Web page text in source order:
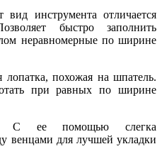
вид инструмента отличается
быстро заполнить
неравномерные по ширине
лопатка, похожая на шпатель.
при равных по ширине
С ее помощью слегка
венцами для лучшей укладки